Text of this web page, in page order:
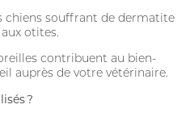
EXTERNE
chiens souffrant de dermatite
otites.
contribuent au bien-
auprès de votre vétérinaire.
?